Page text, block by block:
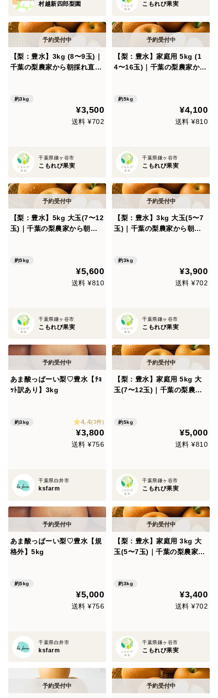
村越新四郎梨園 こもれび果実
【梨：豊水】3kg (8〜9玉)｜
千葉の梨農家から朝採れ直送
約3kg
¥3,500
送料 ¥702
千葉県鎌ヶ谷市
こもれび果実
【梨：豊水】家庭用 5kg (1
4〜16玉)｜千葉の梨農家から
約5kg
¥4,100
送料 ¥810
千葉県鎌ヶ谷市
こもれび果実
【梨：豊水】5kg 大玉(7〜12
玉)｜千葉の梨農家から朝採
約5kg
¥5,600
送料 ¥810
千葉県鎌ヶ谷市
こもれび果実
【梨：豊水】3kg 大玉(5〜7
玉)｜千葉の梨農家から朝採
約3kg
¥3,900
送料 ¥702
千葉県鎌ヶ谷市
こもれび果実
あま酸っぱーい梨♡豊水【ﾁｮ
ｯﾄ訳あり】3kg
約3kg 4.4(3件)
¥3,800
送料 ¥756
千葉県白井市
ksfarm
【梨：豊水】家庭用 5kg 大
玉(7〜12玉)｜千葉の梨農家
約5kg
¥5,000
送料 ¥810
千葉県鎌ヶ谷市
こもれび果実
あま酸っぱーい梨♡豊水【規
格外】5kg
約5kg
¥5,000
送料 ¥756
千葉県白井市
ksfarm
【梨：豊水】家庭用 3kg 大
玉(5〜7玉)｜千葉の梨農家か
約3kg
¥3,400
送料 ¥702
千葉県鎌ヶ谷市
こもれび果実